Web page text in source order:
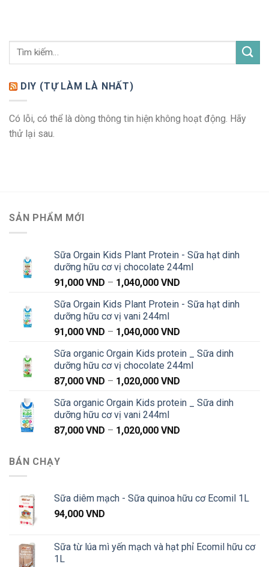
DIY (TỰ LÀM LÀ NHẤT)
Có lỗi, có thể là dòng thông tin hiện không hoạt động. Hãy
thử lại sau.
SẢN PHẨM MỚI
Sữa Orgain Kids Plant Protein - Sữa hạt dinh
dưỡng hữu cơ vị chocolate 244ml
91,000 VND – 1,040,000 VND
từ
Sữa Orgain Kids Plant Protein - Sữa hạt dinh
dưỡng hữu cơ vị vani 244ml
91,000 VND – 1,040,000 VND
từ
91,000 VND
Sữa organic Orgain Kids protein _ Sữa dinh
dưỡng hữu cơ vị chocolate 244ml
87,000 VND – 1,020,000 VND
từ
Sữa organic Orgain Kids protein _ Sữa dinh
dưỡng hữu cơ vị vani 244ml
87,000 VND – 1,020,000 VND
1,020,000 VND
BÁN CHẠY
Sữa diêm mạch - Sữa quinoa hữu cơ Ecomil 1L
94,000 VND
Sữa từ lúa mì yến mạch và hạt phỉ Ecomil hữu cơ
1L